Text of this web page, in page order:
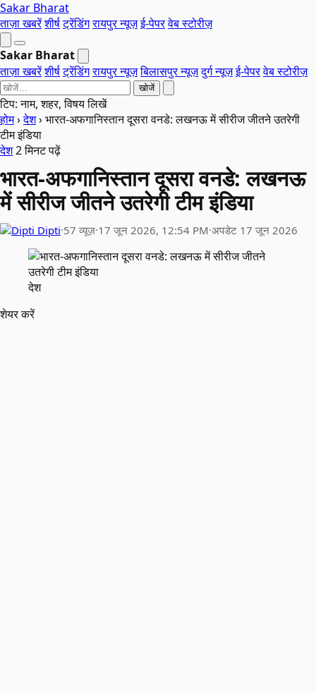
Sakar Bharat
ताज़ा खबरेंशीर्षट्रेंडिंगरायपुर न्यूज़ई-पेपरवेब स्टोरीज़
Sakar Bharat
ताज़ा खबरेंशीर्षट्रेंडिंगरायपुर न्यूज़बिलासपुर न्यूज़दुर्ग न्यूज़ई-पेपरवेब स्टोरीज़
खोजें
टिप: नाम, शहर, विषय लिखें
होम›देश›भारत-अफगानिस्तान दूसरा वनडे: लखनऊ में सीरीज जीतने उतरेगी
टीम इंडिया
देश2 मिनट पढ़ें
भारत-अफगानिस्तान दूसरा वनडे: लखनऊ
में सीरीज जीतने उतरेगी टीम इंडिया
Dipti·57 व्यूज़·17 जून 2026, 12:54 PM·अपडेट 17 जून 2026
देश
शेयर करें